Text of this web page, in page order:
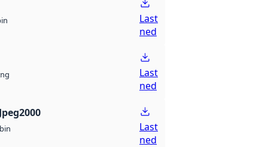
Last
ned
Last
ned
bin
Last
ned